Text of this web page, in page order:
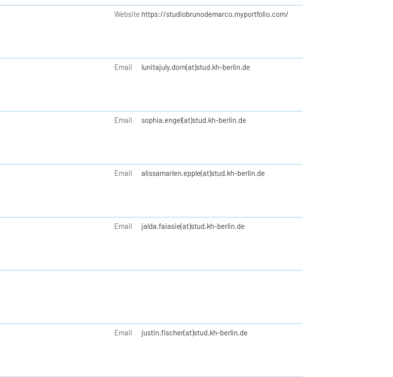
Website https://studiobrunodemarco.myportfolio.com/
Email lunitajuly.dorn(at)stud.kh-berlin.de
Email sophia.engel(at)stud.kh-berlin.de
Email alissamarlen.epple(at)stud.kh-berlin.de
Email jalda.faiasie(at)stud.kh-berlin.de
Email justin.fischer(at)stud.kh-berlin.de